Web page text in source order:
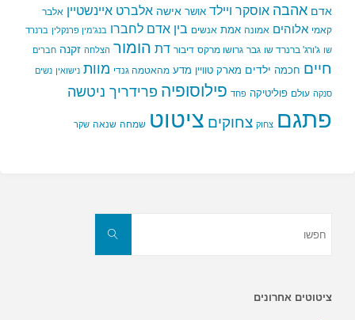
אדם אהבה אוסקר ויילד אושר אישה אלברט איינשטיין אלבר
קאמי אלוהים אמונה אמת אנשים בין אדם לחברו בנג'מין פרנקלין ברנרד
שו ג'ורג' ברנרד שו גבר גרושו מרקס דיבור דת הומור הצלחה זקנה חברים
חיים חכמה ילדים מארק טוויין מדע מהאטמה גנדי מוות נישואין נשים
סנקה עולם פוליטיקה פחד פילוסופיה פרידריך ניטשה
פתגם צחוק צחוקים ציטוט שמחה שנאה שקר
חפשו
ציטוטים אחרונים